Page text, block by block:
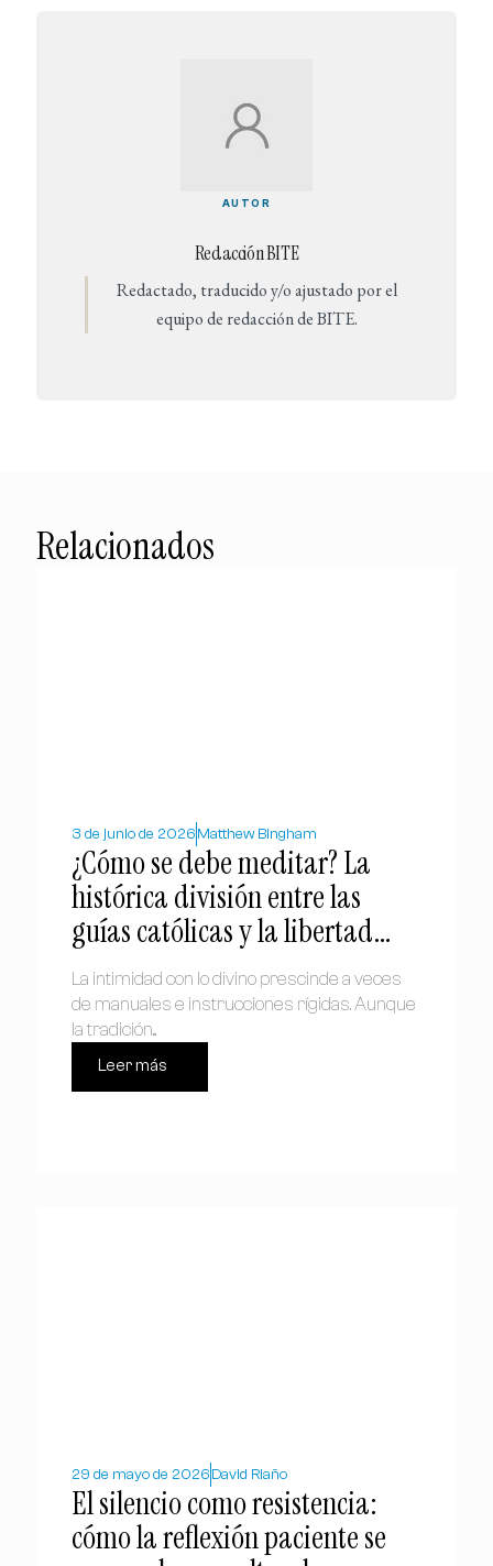
AUTOR
Redacción BITE
Redactado, traducido y/o ajustado por el
equipo de redacción de BITE.
Relacionados
3 de junio de 2026 Matthew Bingham
¿Cómo se debe meditar? La
histórica división entre las
guías católicas y la libertad
protestante
La intimidad con lo divino prescinde a veces
de manuales e instrucciones rígidas. Aunque
la tradición...
Leer más
29 de mayo de 2026 David Riaño
El silencio como resistencia:
cómo la reflexión paciente se